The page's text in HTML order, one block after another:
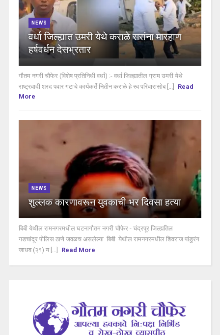
NEWS
वर्धा जिल्ह्यात उमरी येथे कराळे सरांना मारहाण
हर्षवर्धन देसभ्रतार
गौतम नगरी चौफेर (विशेष प्रतिनिधी वर्धा) :- वर्धा जिल्ह्यातील ग्राम उमरी येथे
राष्ट्रवादी शरद पवार गटाचे कार्यकर्ते नितीन कराळे हे स्व परिवारासोब [...]
Read
More
NEWS
शुल्लक कारणावरून युवकाची भर दिवसा हत्या
बिबी येथील रामनगरमधील घटनागौतम नगरी चौफेर - चंद्रपूर जिल्ह्यतिल
गडचांदूर पोलिस ठाणे जवळच असलेल्या बिबी येथील रामनगरमधील शिवराज पांडुरंग
जाधव (२१) य [...]
Read More